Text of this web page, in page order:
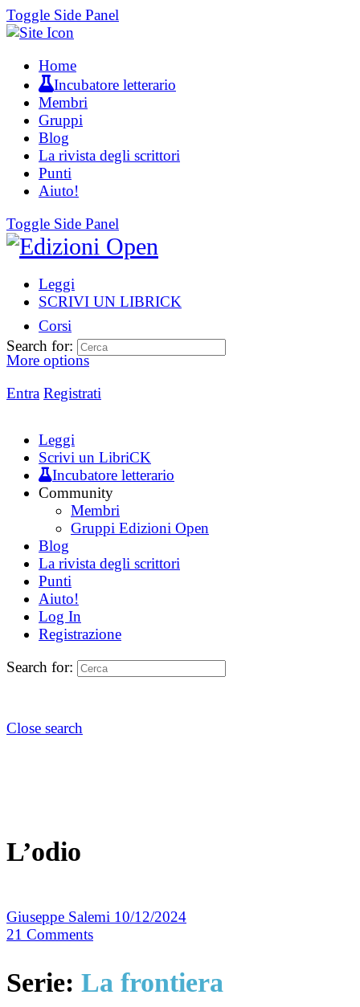
Toggle Side Panel
Home
Incubatore letterario
Membri
Gruppi
Blog
La rivista degli scrittori
Punti
Aiuto!
Toggle Side Panel
Leggi
SCRIVI UN LIBRICK
Corsi
More options
Entra Registrati
Search for:
Leggi
Scrivi un LibriCK
Incubatore letterario
Community
Membri
Gruppi Edizioni Open
Blog
La rivista degli scrittori
Punti
Aiuto!
Log In
Registrazione
Search for:
Close search
L’odio
Giuseppe Salemi 10/12/2024
21 Comments
Serie: La frontiera